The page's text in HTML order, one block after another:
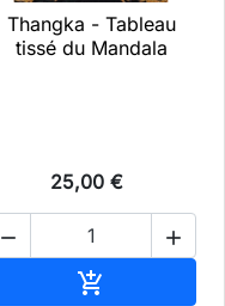
Thangka - Tableau
tissé du Mandala
25,00 €
 
